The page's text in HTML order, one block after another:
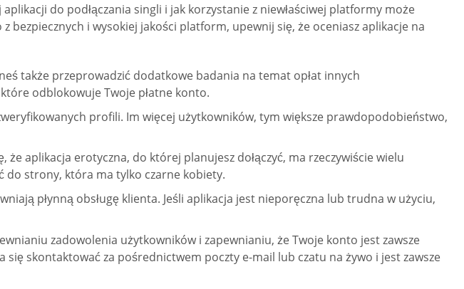
do podłączania singli i jak korzystanie z niewłaściwej platformy może
bezpiecznych i wysokiej jakości platform, upewnij się, że oceniasz aplikacje na
także przeprowadzić dodatkowe badania na temat opłat innych
odblokowuje Twoje płatne konto.
profili. Im więcej użytkowników, tym większe prawdopodobieństwo,
aplikacja erotyczna, do której planujesz dołączyć, ma rzeczywiście wielu
do strony, która ma tylko czarne kobiety.
płynną obsługę klienta. Jeśli aplikacja jest nieporęczna lub trudna w użyciu,
zadowolenia użytkowników i zapewnianiu, że Twoje konto jest zawsze
skontaktować za pośrednictwem poczty e-mail lub czatu na żywo i jest zawsze